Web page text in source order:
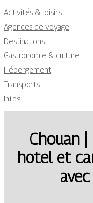
Activités & loisirs
Agences de voyage
Destinations
Gastronomie & culture
Hébergement
Transports
Infos
Chouan |
hotel et